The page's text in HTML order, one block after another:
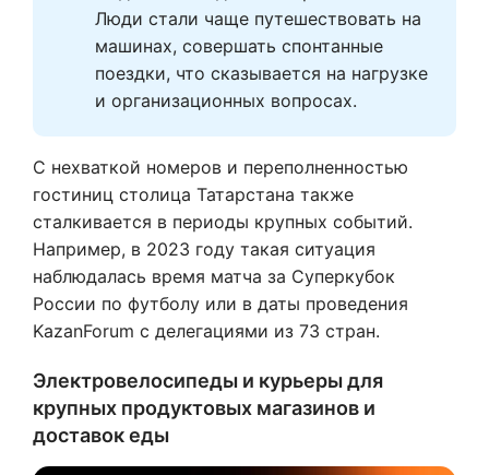
Люди стали чаще путешествовать на
машинах, совершать спонтанные
поездки, что сказывается на нагрузке
и организационных вопросах.
С нехваткой номеров и переполненностью
гостиниц столица Татарстана также
сталкивается в периоды крупных событий.
Например, в 2023 году такая ситуация
наблюдалась время матча за Суперкубок
России по футболу или в даты проведения
KazanForum с делегациями из 73 стран.
Электровелосипеды и курьеры для
крупных продуктовых магазинов и
доставок еды